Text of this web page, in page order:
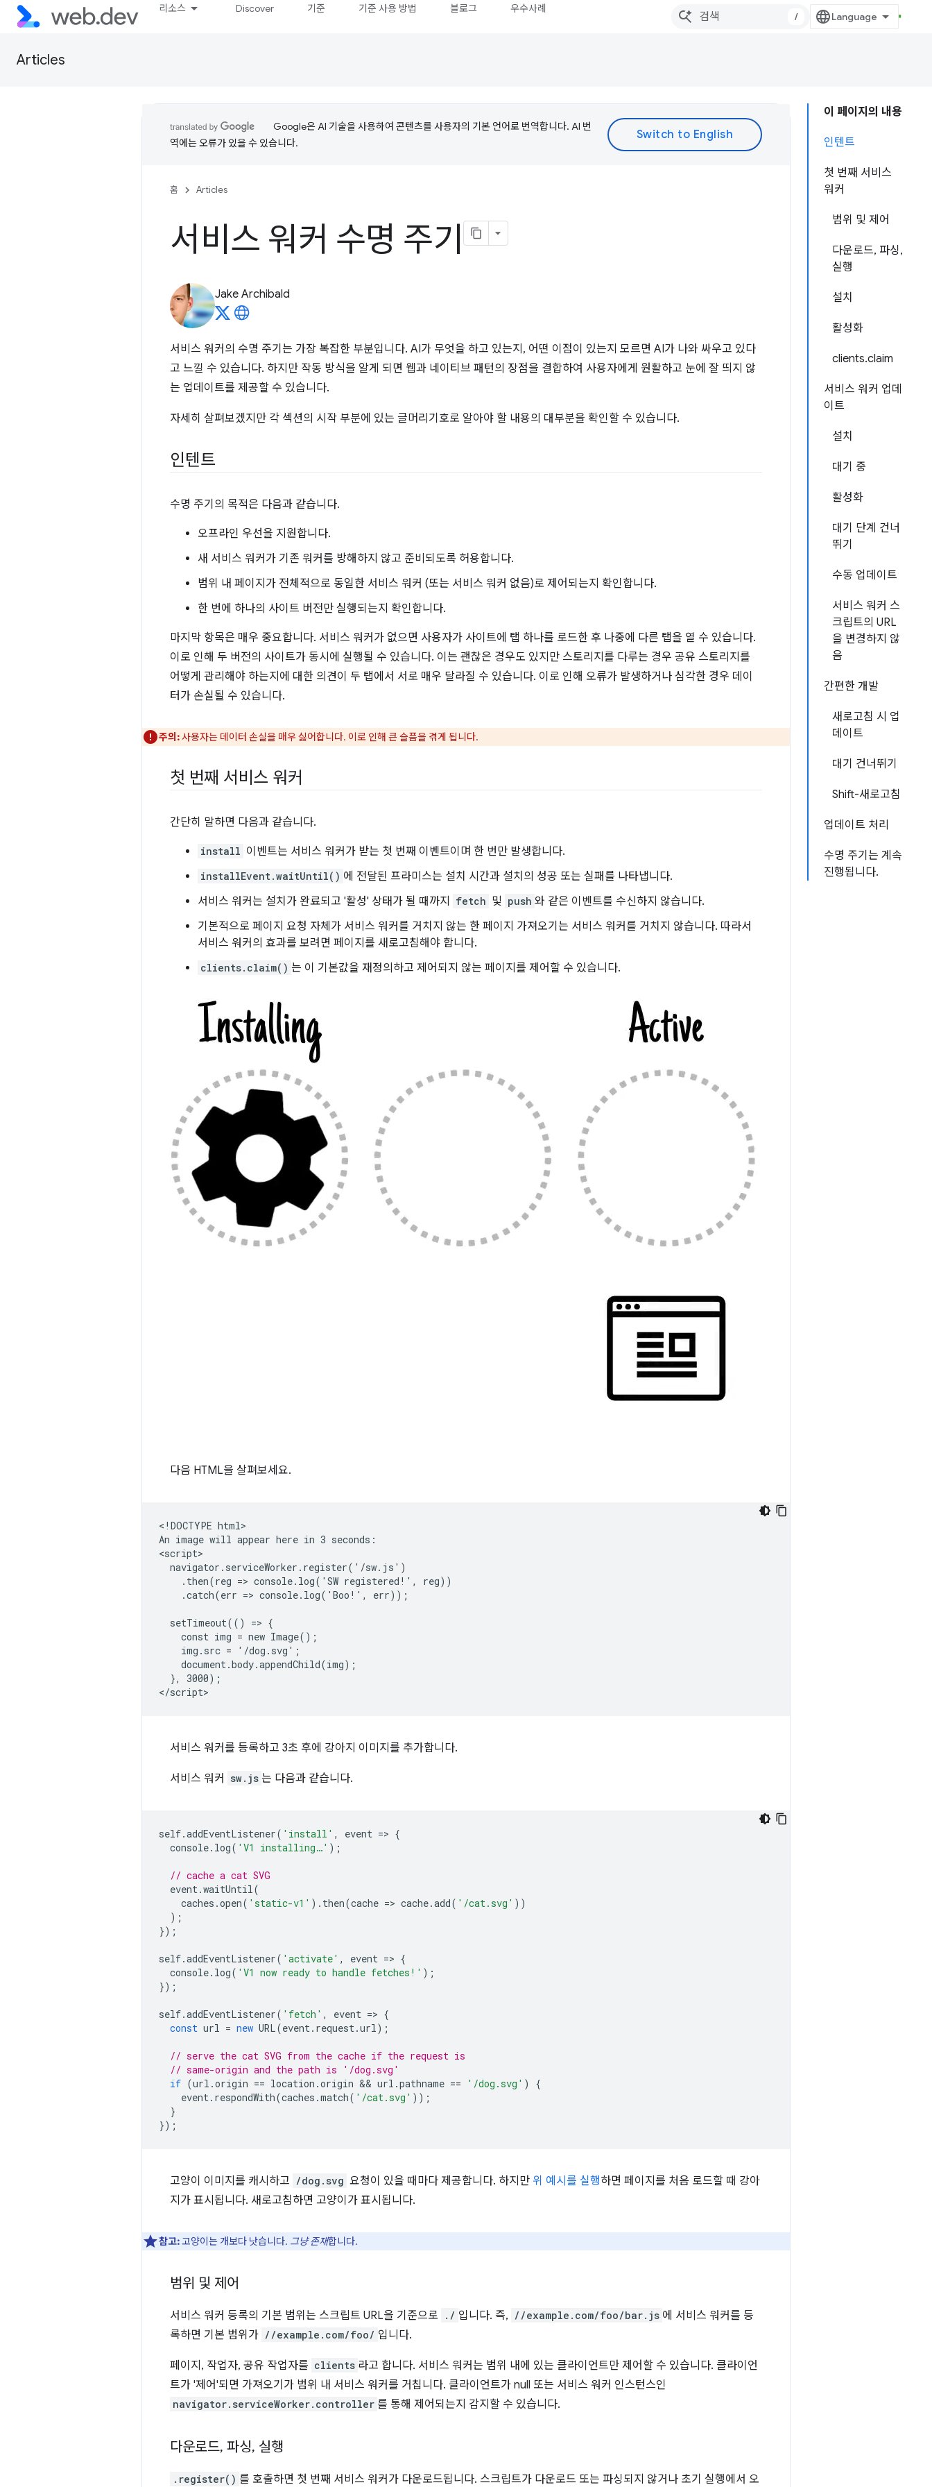
리소스 Discover 기준 기준 사용 방법 블로그 우수사례
/
Articles
이 페이지의 내용
인텐트
첫 번째 서비스
워커
범위 및 제어
다운로드, 파싱,
실행
설치
활성화
clients.claim
서비스 워커 업데
이트
설치
대기 중
활성화
대기 단계 건너
뛰기
수동 업데이트
서비스 워커 스
크립트의 URL
을 변경하지 않
음
간편한 개발
새로고침 시 업
데이트
대기 건너뛰기
Shift-새로고침
업데이트 처리
수명 주기는 계속
진행됩니다.
Google은 AI 기술을 사용하여 콘텐츠를 사용자의 기본 언어로 번역합니다. AI 번
역에는 오류가 있을 수 있습니다.
홈 Articles
서비스 워커 수명 주기
Jake Archibald
서비스 워커의 수명 주기는 가장 복잡한 부분입니다. AI가 무엇을 하고 있는지, 어떤 이점이 있는지 모르면 AI가 나와 싸우고 있다
고 느낄 수 있습니다. 하지만 작동 방식을 알게 되면 웹과 네이티브 패턴의 장점을 결합하여 사용자에게 원활하고 눈에 잘 띄지 않
는 업데이트를 제공할 수 있습니다.
자세히 살펴보겠지만 각 섹션의 시작 부분에 있는 글머리기호로 알아야 할 내용의 대부분을 확인할 수 있습니다.
인텐트
수명 주기의 목적은 다음과 같습니다.
오프라인 우선을 지원합니다.
새 서비스 워커가 기존 워커를 방해하지 않고 준비되도록 허용합니다.
범위 내 페이지가 전체적으로 동일한 서비스 워커 (또는 서비스 워커 없음)로 제어되는지 확인합니다.
한 번에 하나의 사이트 버전만 실행되는지 확인합니다.
마지막 항목은 매우 중요합니다. 서비스 워커가 없으면 사용자가 사이트에 탭 하나를 로드한 후 나중에 다른 탭을 열 수 있습니다.
이로 인해 두 버전의 사이트가 동시에 실행될 수 있습니다. 이는 괜찮은 경우도 있지만 스토리지를 다루는 경우 공유 스토리지를
어떻게 관리해야 하는지에 대한 의견이 두 탭에서 서로 매우 달라질 수 있습니다. 이로 인해 오류가 발생하거나 심각한 경우 데이
터가 손실될 수 있습니다.
주의:사용자는 데이터 손실을 매우 싫어합니다. 이로 인해 큰 슬픔을 겪게 됩니다.
첫 번째 서비스 워커
간단히 말하면 다음과 같습니다.
install 이벤트는 서비스 워커가 받는 첫 번째 이벤트이며 한 번만 발생합니다.
installEvent.waitUntil() 에 전달된 프라미스는 설치 시간과 설치의 성공 또는 실패를 나타냅니다.
서비스 워커는 설치가 완료되고 '활성' 상태가 될 때까지
fetch 및 push 와 같은 이벤트를 수신하지 않습니다.
기본적으로 페이지 요청 자체가 서비스 워커를 거치지 않는 한 페이지 가져오기는 서비스 워커를 거치지 않습니다. 따라서
서비스 워커의 효과를 보려면 페이지를 새로고침해야 합니다.
clients.claim() 는 이 기본값을 재정의하고 제어되지 않는 페이지를 제어할 수 있습니다.
다음 HTML을 살펴보세요.
<!DOCTYPE html>
An image will appear here in 3 seconds:
<script>
  navigator.serviceWorker.register('/sw.js')
    .then(reg => console.log('SW registered!', reg))
    .catch(err => console.log('Boo!', err));
  setTimeout(() => {
    const img = new Image();
    img.src = '/dog.svg';
    document.body.appendChild(img);
  }, 3000);
서비스 워커를 등록하고 3초 후에 강아지 이미지를 추가합니다.
서비스 워커 sw.js 는 다음과 같습니다.
self.addEventListener( 'install' , event => {
console. log( 'V1 installing…' );
// cache a cat SVG
event.waitUntil(
caches .open( 'static-v1' ). then(cache => cache.add( '/cat.svg' ))
);
});
self.addEventListener( 'activate' , event => {
console. log( 'V1 now ready to handle fetches!' );
});
self.addEventListener( 'fetch' , event => {
const url = new URL(event. request.url);
// serve the cat SVG from the cache if the request is
// same-origin and the path is '/dog.svg'
if (url .origin == location .origin && url .pathname == '/dog.svg' )
{
event. respondWith(caches .match( '/cat.svg' ));
}
});
고양이 이미지를 캐시하고 /dog.svg 요청이 있을 때마다 제공합니다. 하지만 위 예시를 실행하면 페이지를 처음 로드할 때 강아
지가 표시됩니다. 새로고침하면 고양이가 표시됩니다.
참고:고양이는 개보다 낫습니다. 그냥 존재합니다.
범위 및 제어
서비스 워커 등록의 기본 범위는 스크립트 URL을 기준으로 ./ 입니다. 즉, //example.com/foo/bar.js 에 서비스 워커를 등
록하면 기본 범위가 //example.com/foo/ 입니다.
페이지, 작업자, 공유 작업자를 clients 라고 합니다. 서비스 워커는 범위 내에 있는 클라이언트만 제어할 수 있습니다. 클라이언
트가 '제어'되면 가져오기가 범위 내 서비스 워커를 거칩니다. 클라이언트가 null 또는 서비스 워커 인스턴스인
navigator.serviceWorker.controller 를 통해 제어되는지 감지할 수 있습니다.
다운로드, 파싱, 실행
.register() 를 호출하면 첫 번째 서비스 워커가 다운로드됩니다. 스크립트가 다운로드 또는 파싱되지 않거나 초기 실행에서 오